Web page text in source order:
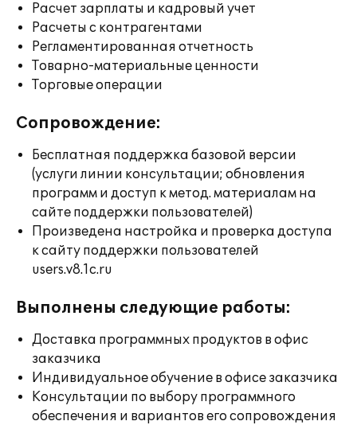
Расчет зарплаты и кадровый учет
Расчеты с контрагентами
Регламентированная отчетность
Товарно-материальные ценности
Торговые операции
Сопровождение:
Бесплатная поддержка базовой версии
(услуги линии консультации; обновления
программ и доступ к метод. материалам на
сайте поддержки пользователей)
Произведена настройка и проверка доступа
к сайту поддержки пользователей
users.v8.1c.ru
Выполнены следующие работы:
Доставка программных продуктов в офис
заказчика
Индивидуальное обучение в офисе заказчика
Консультации по выбору программного
обеспечения и вариантов его сопровождения